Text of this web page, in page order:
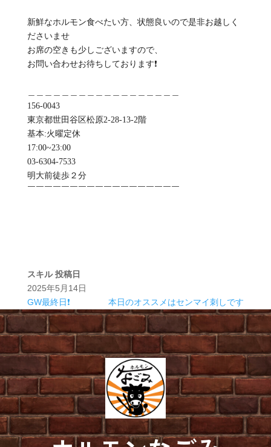
新鮮なホルモン食べたい方、状態良いので是非お越しく
ださいませ
お席の空きも少しございますので、
お問い合わせお待ちしております❗
156-0043
東京都世田谷区松原2-28-13-2階
基本:火曜定休
️17:00~23:00
03-6304-7533
明大前徒歩２分
￣￣￣￣￣￣￣￣￣￣￣￣￣￣￣￣￣￣
スキル 投稿日
2025年5月14日
GW最終日❗
本日のオススメはセンマイ刺しです